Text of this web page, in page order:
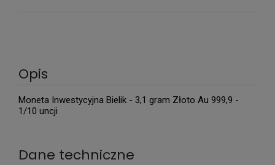
Opis
Moneta Inwestycyjna Bielik - 3,1 gram Złoto Au 999,9 -
1/10 uncji
Dane techniczne